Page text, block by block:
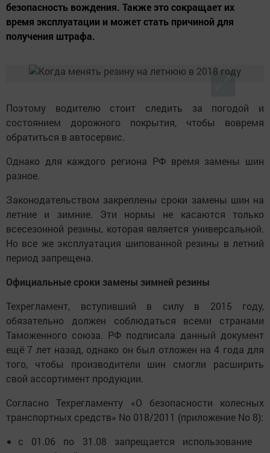
безопасность вождения. Также это сокращает их
время эксплуатации и может стать причиной для
получения штрафа.
Поэтому водителю стоит следить за погодой и
состоянием дорожного покрытия, чтобы вовремя
обратиться в автосервис.
Однако для каждого региона РФ время замены шин
разное.
Законодательством закреплены сроки замены шин на
летние и зимние. Эти нормы не касаются только
всесезонной резины, которая является универсальной.
Но все же эксплуатация шипованной резины в летний
период запрещена.
Официальные сроки замены зимней резины
Техрегламент, вступивший в силу в 2015 году,
обязательно должен соблюдаться всеми странами
Таможенного союза. РФ подписала данный документ
ещё 7 лет назад, однако он был отложен на 4 года для
того, чтобы производители шин смогли расширить
свой ассортимент продукции.
Согласно Техрегламенту «О безопасности колесных
транспортных средств» No 018/2011 (приложение No 8):
с 01.06 по 31.08 запрещается использование